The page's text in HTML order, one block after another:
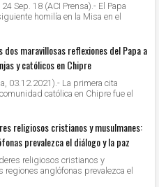
Sep. 18 (ACI Prensa).- El Papa
homilía en la Misa en el
dos maravillosas reflexiones del Papa a
y católicos en Chipre
03.12.2021).- La primera cita
católica en Chipre fue el
religiosos cristianos y musulmanes:
prevalezca el diálogo y la paz
religiosos cristianos y
regiones anglófonas prevalezca el